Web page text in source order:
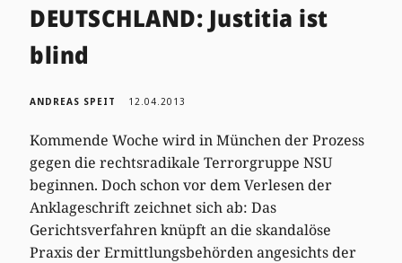
DEUTSCHLAND: Justitia ist
blind
ANDREAS SPEIT 12.04.2013
Kommende Woche wird in München der Prozess
gegen die rechtsradikale Terrorgruppe NSU
beginnen. Doch schon vor dem Verlesen der
Anklageschrift zeichnet sich ab: Das
Gerichtsverfahren knüpft an die skandalöse
Praxis der Ermittlungsbehörden angesichts der